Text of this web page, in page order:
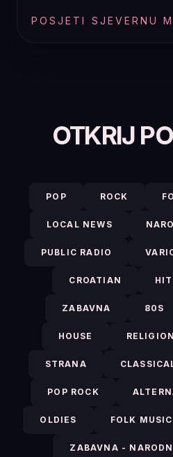
POSJETI SJEVERNU
OTKRIJ PO
POP ROCK
LOCAL NEWS
PUBLIC RADIO
CROATIAN
ZABAVNA 80S
HOUSE RELIGION
STRANA
POP ROCK
OLDIES FOLK MUSIC
ZABAVNA -